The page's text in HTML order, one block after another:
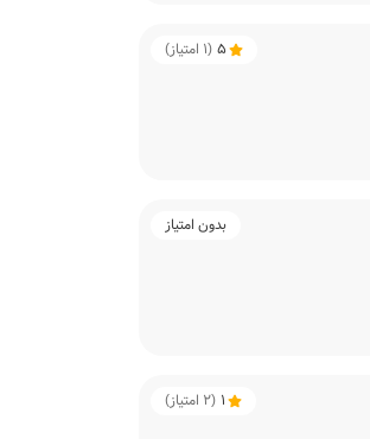
5
(
1 امتیاز)
بدون امتیاز
1
(
2 امتیاز)